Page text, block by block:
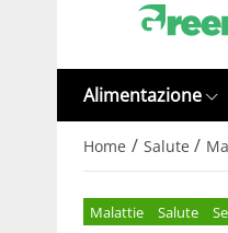
Alimentazione
Home / Salute /
Malattie Salute